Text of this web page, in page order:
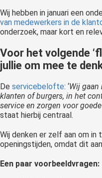
Wij hebben in januari een
van medewerkers in de
onderzoek, maar kort en
Voor het volgende
jullie om mee te
De servicebelofte: ‘Wij
klanten of burgers, in het
service en zorgen voor
staat hierbij centraal.
Wij denken er zelf aan om
openingstijden, omdat dit
Een paar voorbeeldvragen:
Hierdoor
website-
van